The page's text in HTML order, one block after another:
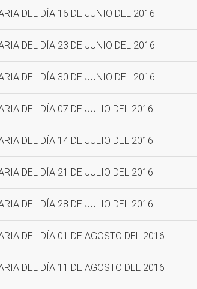
DEL DÍA 16 DE JUNIO DEL 2016
DEL DÍA 23 DE JUNIO DEL 2016
DEL DÍA 30 DE JUNIO DEL 2016
DEL DÍA 07 DE JULIO DEL 2016
DEL DÍA 14 DE JULIO DEL 2016
DEL DÍA 21 DE JULIO DEL 2016
DEL DÍA 28 DE JULIO DEL 2016
DEL DÍA 01 DE AGOSTO DEL 2016
DEL DÍA 11 DE AGOSTO DEL 2016